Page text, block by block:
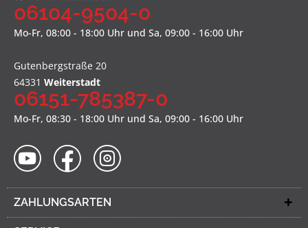
06104-9504-0
Mo-Fr, 08:00 - 18:00 Uhr und Sa, 09:00 - 16:00 Uhr
Gutenbergstraße 20
64331 Weiterstadt
06151-785387-0
Mo-Fr, 08:30 - 18:00 Uhr und Sa, 09:00 - 16:00 Uhr
ZAHLUNGSARTEN